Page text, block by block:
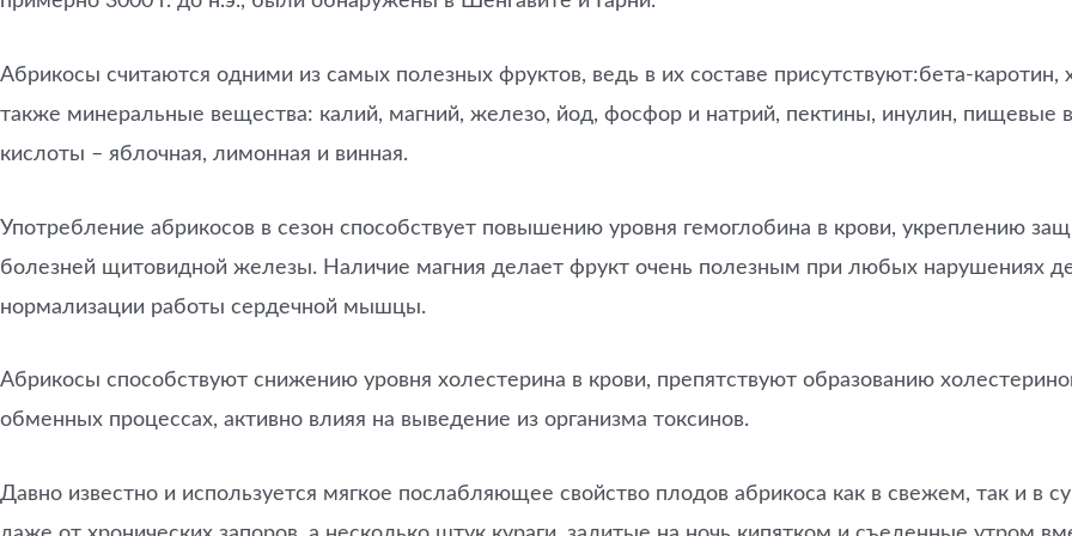
Абрикосы считаются одними из самых полезных фруктов, ведь в их составе присутствуют:бета-
также минеральные вещества: калий, магний, железо, йод, фосфор и натрий, пектины, инулин, пищевые
кислоты – яблочная, лимонная и винная.
Употребление абрикосов в сезон способствует повышению уровня гемоглобина в крови, укреплению
болезней щитовидной железы. Наличие магния делает фрукт очень полезным при любых нарушениях
нормализации работы сердечной мышцы.
Абрикосы способствуют снижению уровня холестерина в крови, препятствуют образованию
обменных процессах, активно влияя на выведение из организма токсинов.
Давно известно и используется мягкое послабляющее свойство плодов абрикоса как в свежем, так и